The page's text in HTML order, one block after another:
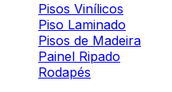
Pisos Vinílicos
Piso Laminado
Pisos de Madeira
Painel Ripado
Rodapés